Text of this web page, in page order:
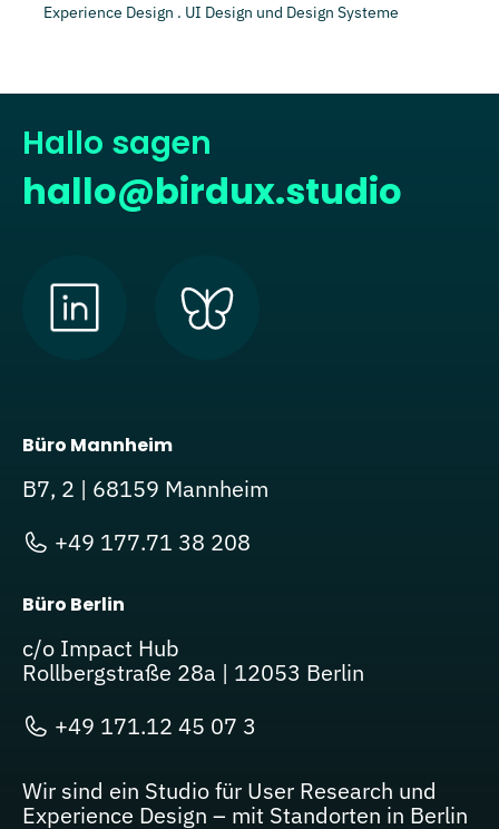
Experience Design . UI Design und Design Systeme
Hallo sagen
hallo@birdux.studio
Büro Mannheim
B7, 2 | 68159 Mannheim
+49 177.71 38 208
Büro Berlin
c/o Impact Hub
Rollbergstraße 28a | 12053 Berlin
+49 171.12 45 07 3
Wir sind ein Studio für User Research und
Experience Design – mit Standorten in Berlin